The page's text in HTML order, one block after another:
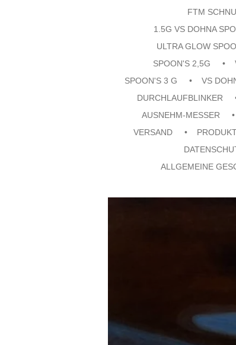
FTM
1.5G VS DOHNA
ULTRA GLOW
SPOON'S 2,5G
SPOON'S 3 G
VS
DURCHLAUFBLINKER
AUSNEHM-MESSER
VERSAND
ALLGEMEINE